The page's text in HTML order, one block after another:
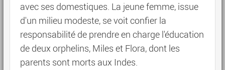
avec ses domestiques. La jeune femme, issue
d'un milieu modeste, se voit confier la
responsabilité de prendre en charge l'éducation
de deux orphelins, Miles et Flora, dont les
parents sont morts aux Indes.